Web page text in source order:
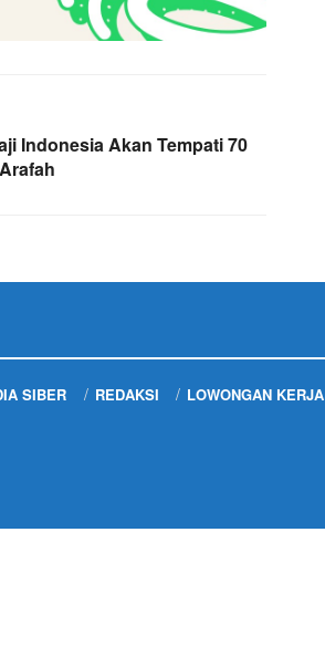
Indonesia Akan Tempati 70
SIBER REDAKSI LOWONGAN KERJA